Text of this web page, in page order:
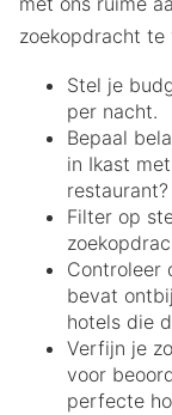
zoekopdracht te
Stel je
per nacht.
Bepaal
in Ikast
Filter op
Controleer
bevat
hotels die
Verfijn je
voor
perfecte